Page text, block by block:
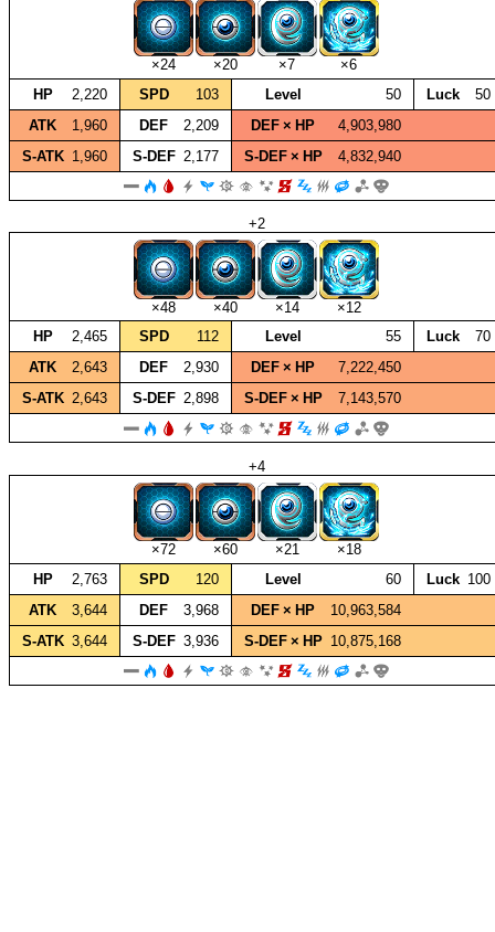
×24 ×20 ×7
×6
HP
2,220 SPD 103 Level 50 Luck
50
ATK
1,960 DEF 2,209 DEF × HP
4,903,980
S‑ATK 1,960 S‑DEF 2,177 S‑DEF × HP 4,832,940
+2
×48 ×40 ×14
×12
HP
2,465 SPD 112 Level 55 Luck
70
ATK
2,643 DEF 2,930 DEF × HP
7,222,450
S‑ATK 2,643 S‑DEF 2,898 S‑DEF × HP 7,143,570
+4
×72 ×60 ×21
×18
HP
2,763 SPD 120 Level 60 Luck 100
ATK
3,644 DEF 3,968 DEF × HP
10,963,584
S‑ATK 3,644 S‑DEF 3,936 S‑DEF × HP 10,875,168